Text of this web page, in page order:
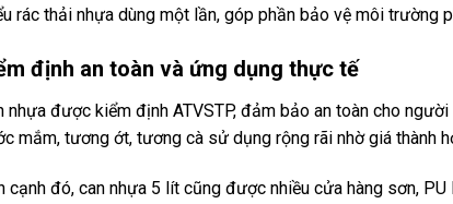
rác thải nhựa dùng một lần, góp phần bảo vệ môi trường
định an toàn và ứng dụng thực tế
nhựa được kiểm định ATVSTP, đảm bảo an toàn cho
mắm, tương ớt, tương cà sử dụng rộng rãi nhờ giá thành
cạnh đó, can nhựa 5 lít cũng được nhiều cửa hàng sơn,